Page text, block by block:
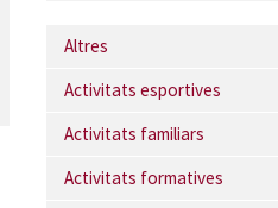
Altres
Activitats esportives
Activitats familiars
Activitats formatives